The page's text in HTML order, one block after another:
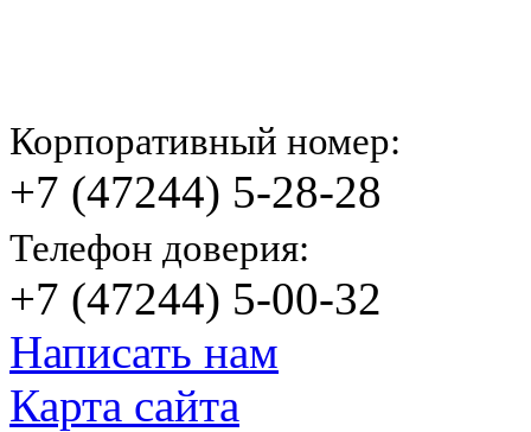
Корпоративный номер:
+7 (47244) 5-28-28
Телефон доверия:
+7 (47244) 5-00-32
Написать нам
Карта сайта